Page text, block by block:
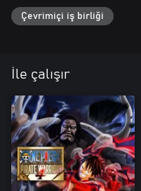
Çevrimiçi iş birliği
İle çalışır